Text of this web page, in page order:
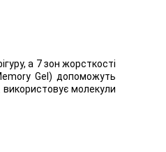
а 7 зон жорсткості
Gel) допоможуть
молекули